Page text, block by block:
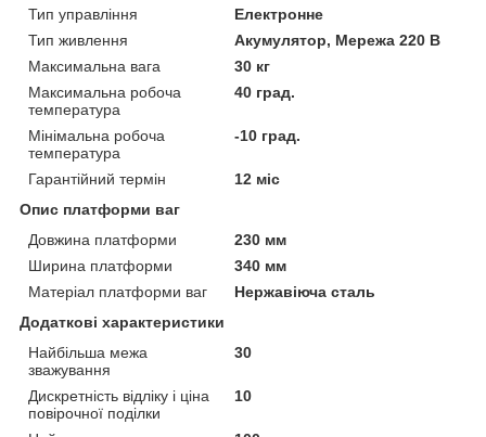
Тип управління
Електронне
Тип живлення
Акумулятор, Мережа 220 В
Максимальна вага
30 кг
Максимальна робоча
температура
40 град.
Мінімальна робоча
температура
-10 град.
Гарантійний термін
12 міс
Опис платформи ваг
Довжина платформи
230 мм
Ширина платформи
340 мм
Матеріал платформи ваг
Нержавіюча сталь
Додаткові характеристики
Найбільша межа
зважування
30
Дискретність відліку і ціна
повірочної поділки
10